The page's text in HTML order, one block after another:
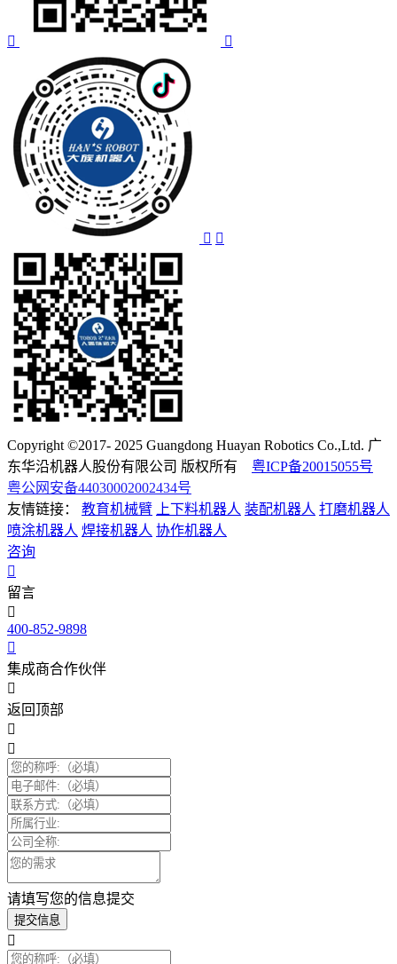
Copyright ©2017- 2025 Guangdong Huayan Robotics Co.,Ltd. 广
东华沿机器人股份有限公司 版权所有 粤ICP备20015055号
粤公网安备44030002002434号
友情链接：
教育机械臂 上下料机器人 装配机器人 打磨机器人
喷涂机器人 焊接机器人 协作机器人
咨询
留言
400-852-9898
集成商合作伙伴
返回顶部
请填写您的信息提交
提交信息